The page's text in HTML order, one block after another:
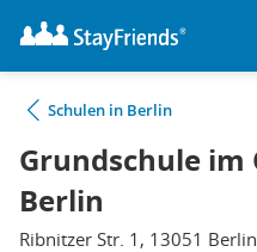
Schulen in Berlin
Grundschule im
Berlin
Ribnitzer Str. 1, 13051 Berlin